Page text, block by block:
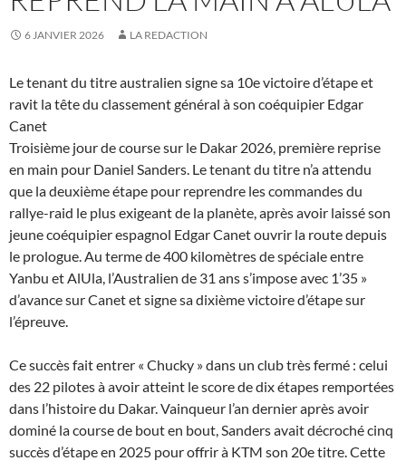
6 JANVIER 2026 LA REDACTION
Le tenant du titre australien signe sa 10e victoire d’étape et
ravit la tête du classement général à son coéquipier Edgar
Canet
Troisième jour de course sur le Dakar 2026, première reprise
en main pour Daniel Sanders. Le tenant du titre n’a attendu
que la deuxième étape pour reprendre les commandes du
rallye-raid le plus exigeant de la planète, après avoir laissé son
jeune coéquipier espagnol Edgar Canet ouvrir la route depuis
le prologue. Au terme de 400 kilomètres de spéciale entre
Yanbu et AlUla, l’Australien de 31 ans s’impose avec 1’35 »
d’avance sur Canet et signe sa dixième victoire d’étape sur
l’épreuve.
Ce succès fait entrer « Chucky » dans un club très fermé : celui
des 22 pilotes à avoir atteint le score de dix étapes remportées
dans l’histoire du Dakar. Vainqueur l’an dernier après avoir
dominé la course de bout en bout, Sanders avait décroché cinq
succès d’étape en 2025 pour offrir à KTM son 20e titre. Cette